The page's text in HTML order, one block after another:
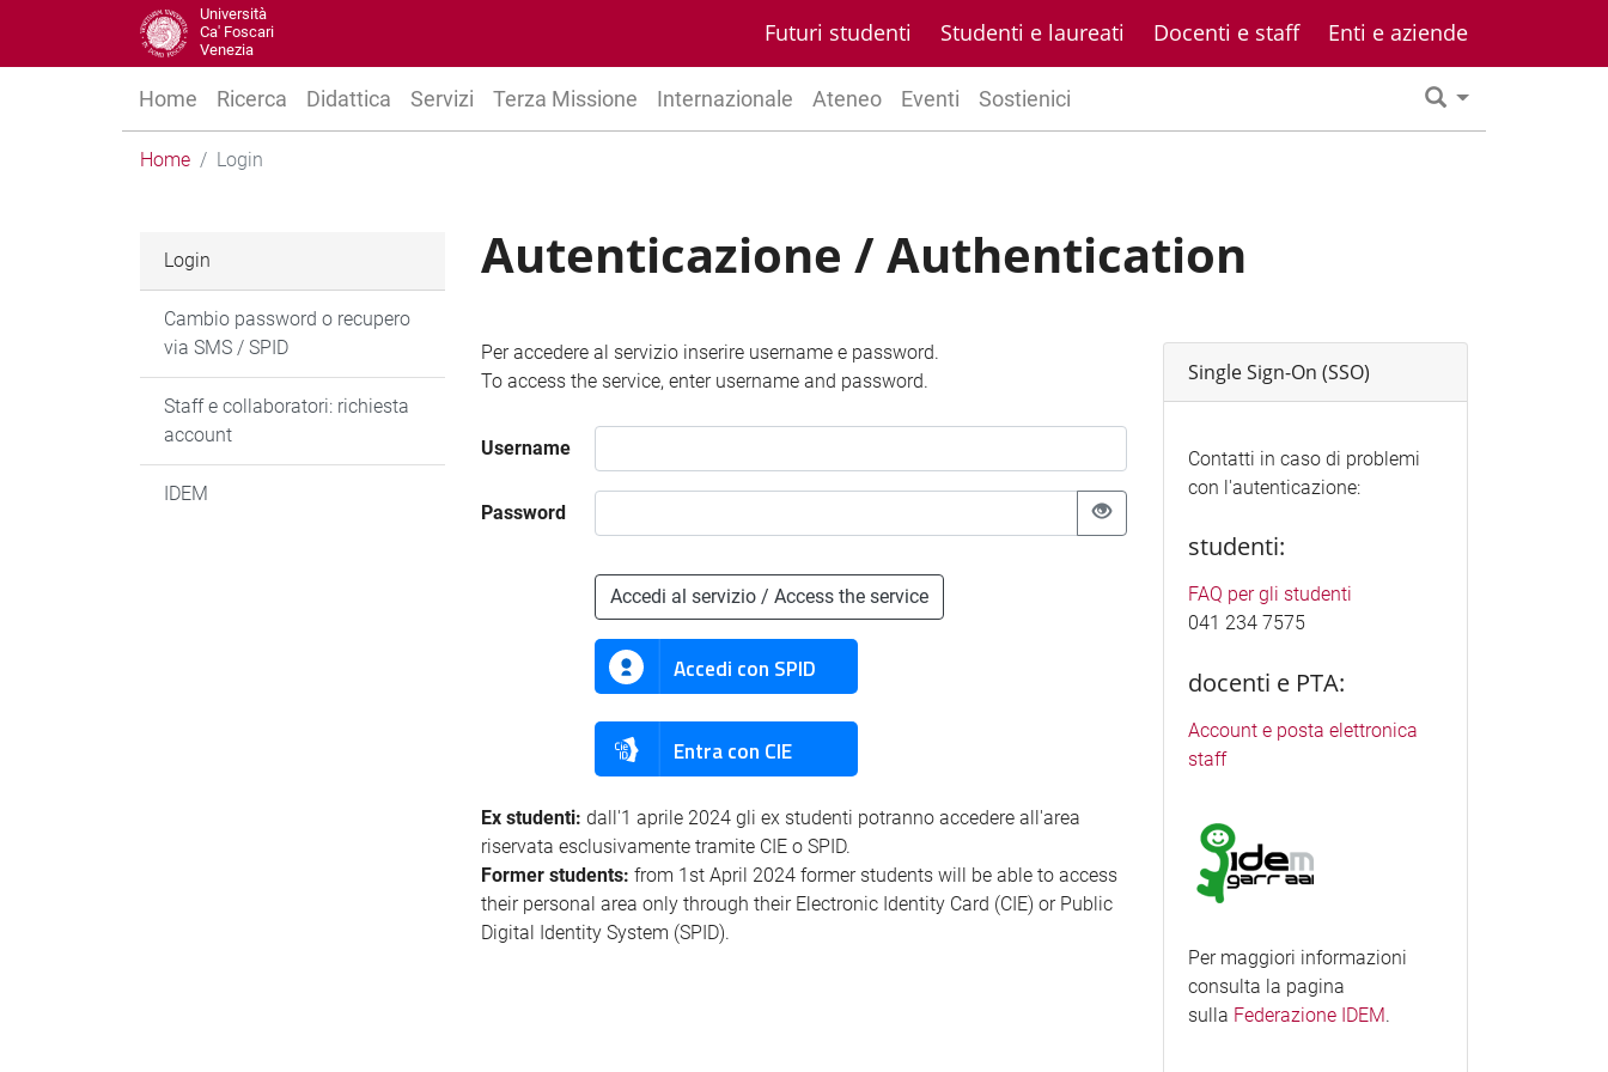
Università
Ca' Foscari
Venezia
Futuri studenti Studenti e laureati Docenti e staff Enti e aziende
Home Ricerca Didattica Servizi Terza Missione Internazionale Ateneo Eventi Sostienici
Home Login
Autenticazione / Authentication
Per accedere al servizio inserire username e password.
To access the service, enter username and password.
Username
Password
Accedi al servizio / Access the service
Accedi con SPID
Entra con CIE
Ex studenti: dall'1 aprile 2024 gli ex studenti potranno accedere all'area
riservata esclusivamente tramite CIE o SPID.
Former students: from 1st April 2024 former students will be able to access
their personal area only through their Electronic Identity Card (CIE) or Public
Digital Identity System (SPID).
Single Sign-On (SSO)
Contatti in caso di problemi
con l'autenticazione:
studenti:
FAQ per gli studenti
041 234 7575
docenti e PTA:
Account e posta elettronica
staff
Per maggiori informazioni
consulta la pagina
sulla Federazione IDEM.
Login
Cambio password o recupero
via SMS / SPID
Staff e collaboratori: richiesta
account
IDEM